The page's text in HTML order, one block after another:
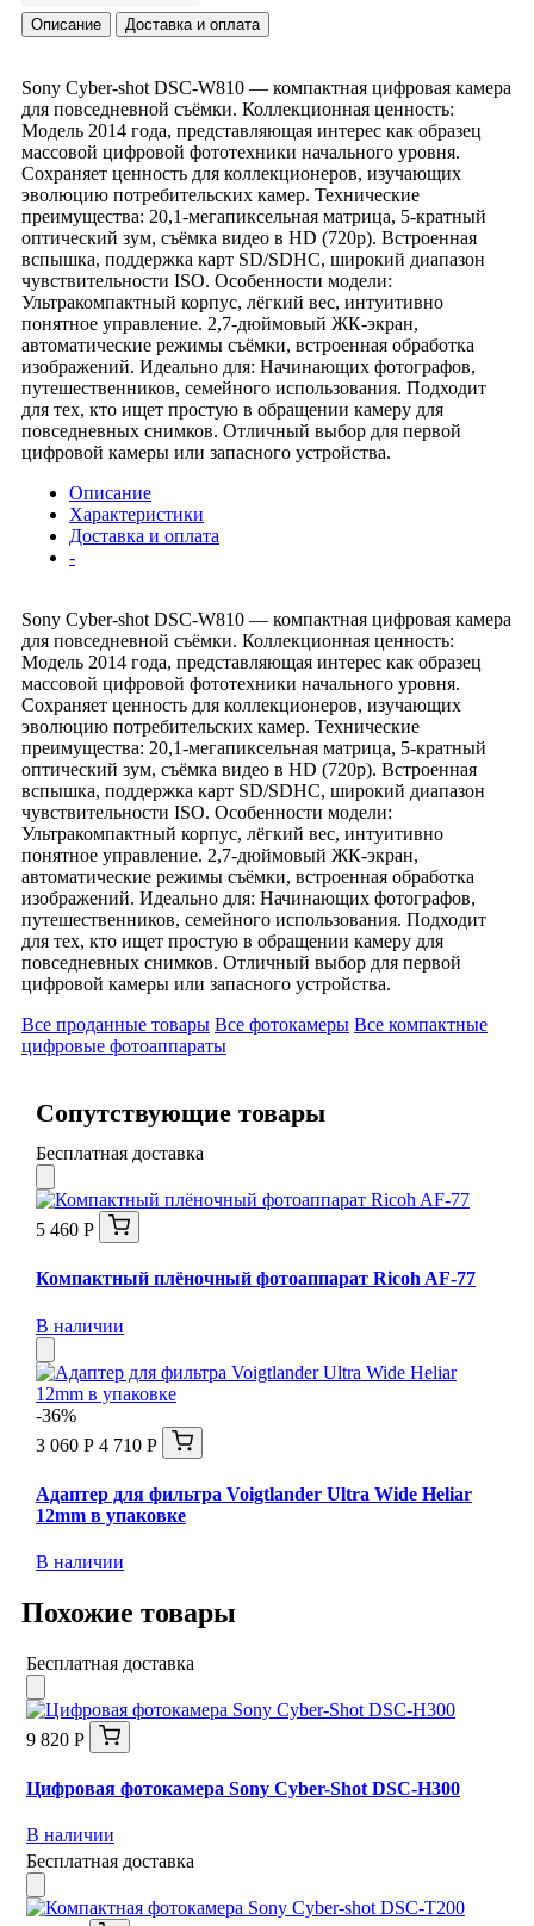
Описание Доставка и оплата
Sony Cyber‑shot DSC‑W810 — компактная цифровая камера
для повседневной съёмки. Коллекционная ценность:
Модель 2014 года, представляющая интерес как образец
массовой цифровой фототехники начального уровня.
Сохраняет ценность для коллекционеров, изучающих
эволюцию потребительских камер. Технические
преимущества: 20,1‑мегапиксельная матрица, 5‑кратный
оптический зум, съёмка видео в HD (720p). Встроенная
вспышка, поддержка карт SD/SDHC, широкий диапазон
чувствительности ISO. Особенности модели:
Ультракомпактный корпус, лёгкий вес, интуитивно
понятное управление. 2,7‑дюймовый ЖК‑экран,
автоматические режимы съёмки, встроенная обработка
изображений. Идеально для: Начинающих фотографов,
путешественников, семейного использования. Подходит
для тех, кто ищет простую в обращении камеру для
повседневных снимков. Отличный выбор для первой
цифровой камеры или запасного устройства.
Описание
Характеристики
Доставка и оплата
-
Sony Cyber‑shot DSC‑W810 — компактная цифровая камера
для повседневной съёмки. Коллекционная ценность:
Модель 2014 года, представляющая интерес как образец
массовой цифровой фототехники начального уровня.
Сохраняет ценность для коллекционеров, изучающих
эволюцию потребительских камер. Технические
преимущества: 20,1‑мегапиксельная матрица, 5‑кратный
оптический зум, съёмка видео в HD (720p). Встроенная
вспышка, поддержка карт SD/SDHC, широкий диапазон
чувствительности ISO. Особенности модели:
Ультракомпактный корпус, лёгкий вес, интуитивно
понятное управление. 2,7‑дюймовый ЖК‑экран,
автоматические режимы съёмки, встроенная обработка
изображений. Идеально для: Начинающих фотографов,
путешественников, семейного использования. Подходит
для тех, кто ищет простую в обращении камеру для
повседневных снимков. Отличный выбор для первой
цифровой камеры или запасного устройства.
Все проданные товары Все фотокамеры Все компактные
цифровые фотоаппараты
Сопутствующие товары
Бесплатная доставка
5 460 Р
Компактный плёночный фотоаппарат Ricoh AF-77
В наличии
-36%
3 060 Р 4 710 Р
Адаптер для фильтра Voigtlander Ultra Wide Heliar
12mm в упаковке
В наличии
Похожие товары
Бесплатная доставка
9 820 Р
Цифровая фотокамера Sony Cyber-Shot DSC-H300
В наличии
Бесплатная доставка